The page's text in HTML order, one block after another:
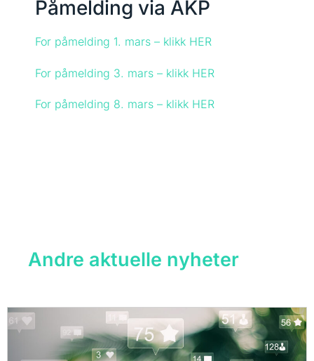
Påmelding via ÅKP
For påmelding 1. mars – klikk HER
For påmelding 3. mars – klikk HER
For påmelding 8. mars – klikk HER
Andre aktuelle nyheter